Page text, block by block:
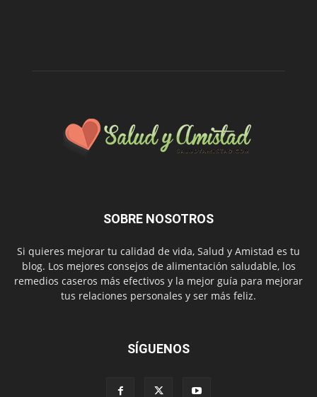
SOBRE NOSOTROS
Si quieres mejorar tu calidad de vida, Salud y Amistad es tu
blog. Los mejores consejos de alimentación saludable, los
remedios caseros más efectivos y la mejor guía para mejorar
tus relaciones personales y ser más feliz.
SÍGUENOS